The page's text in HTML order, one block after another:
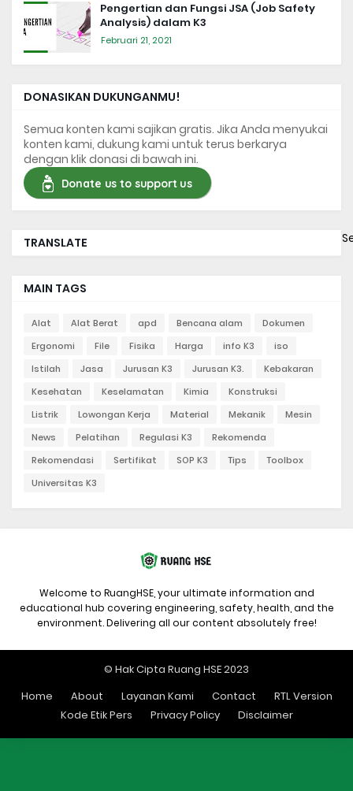
Pengertian dan Fungsi JSA (Job Safety
Analysis) dalam K3
Februari 21, 2021
DONASIKAN DUKUNGANMU!
Semua konten kami sajikan gratis. Jika Anda menyukai
konten kami, dukung kami untuk terus berkarya
dengan klik donasi di bawah ini.
Donate us to support us
TRANSLATE
MAIN TAGS
Alat Alat Berat apd Bencana alam
Dokumen
Ergonomi
File Fisika Harga info K3
iso
Istilah
Jasa Jurusan K3 Jurusan K3.
Kebakaran
Kesehatan
Keselamatan Kimia
Konstruksi
Listrik
Lowongan Kerja Material Mekanik
Mesin
News
Pelatihan Regulasi K3
Rekomenda
Rekomendasi
Sertifikat SOP K3 Tips
Toolbox
Universitas K3
Welcome to RuangHSE, your ultimate information and
educational hub covering engineering, safety, health, and the
environment. Delivering all our content absolutely free!
© Hak Cipta Ruang HSE 2023
Home
About Layanan Kami Contact
RTL Version
Kode Etik Pers
Privacy Policy Disclaimer